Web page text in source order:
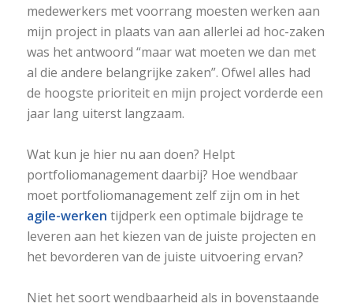
medewerkers met voorrang moesten werken aan
mijn project in plaats van aan allerlei ad hoc-zaken
was het antwoord “maar wat moeten we dan met
al die andere belangrijke zaken”. Ofwel alles had
de hoogste prioriteit en mijn project vorderde een
jaar lang uiterst langzaam.
Wat kun je hier nu aan doen? Helpt
portfoliomanagement daarbij? Hoe wendbaar
moet portfoliomanagement zelf zijn om in het
agile-werken tijdperk een optimale bijdrage te
leveren aan het kiezen van de juiste projecten en
het bevorderen van de juiste uitvoering ervan?
Niet het soort wendbaarheid als in bovenstaande